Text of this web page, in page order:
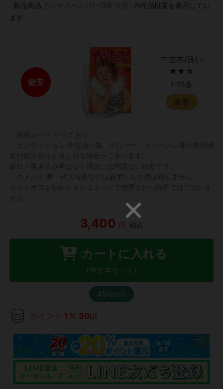
新品商品
の作品概要を表示してい
ます
最安
中古本/良い
★★☆
1-13巻
全巻
3,400 円 税込
カートに入れる
(中古本セット)
45%OFF
ポイント 1 ％ 30pt